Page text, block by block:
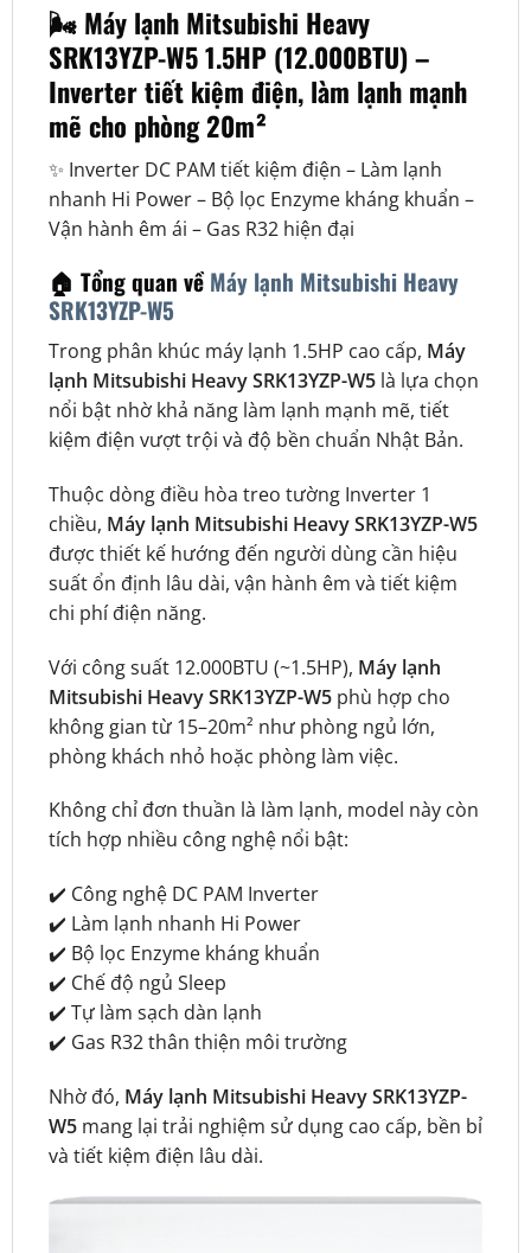
🌬️ Máy lạnh Mitsubishi Heavy
SRK13YZP-W5 1.5HP (12.000BTU) –
Inverter tiết kiệm điện, làm lạnh mạnh
mẽ cho phòng 20m²
✨ Inverter DC PAM tiết kiệm điện – Làm lạnh
nhanh Hi Power – Bộ lọc Enzyme kháng khuẩn –
Vận hành êm ái – Gas R32 hiện đại
🏠 Tổng quan về Máy lạnh Mitsubishi Heavy
SRK13YZP-W5
Trong phân khúc máy lạnh 1.5HP cao cấp, Máy
lạnh Mitsubishi Heavy SRK13YZP-W5là lựa chọn
nổi bật nhờ khả năng làm lạnh mạnh mẽ, tiết
kiệm điện vượt trội và độ bền chuẩn Nhật Bản.
Thuộc dòng điều hòa treo tường Inverter 1
chiều, Máy lạnh Mitsubishi Heavy SRK13YZP-W5
được thiết kế hướng đến người dùng cần hiệu
suất ổn định lâu dài, vận hành êm và tiết kiệm
chi phí điện năng.
Với công suất 12.000BTU (~1.5HP), Máy lạnh
Mitsubishi Heavy SRK13YZP-W5phù hợp cho
không gian từ 15–20m² như phòng ngủ lớn,
phòng khách nhỏ hoặc phòng làm việc.
Không chỉ đơn thuần là làm lạnh, model này còn
tích hợp nhiều công nghệ nổi bật:
✔️ Công nghệ DC PAM Inverter
✔️ Làm lạnh nhanh Hi Power
✔️ Bộ lọc Enzyme kháng khuẩn
✔️ Chế độ ngủ Sleep
✔️ Tự làm sạch dàn lạnh
✔️ Gas R32 thân thiện môi trường
Nhờ đó, Máy lạnh Mitsubishi Heavy SRK13YZP-
W5mang lại trải nghiệm sử dụng cao cấp, bền bỉ
và tiết kiệm điện lâu dài.